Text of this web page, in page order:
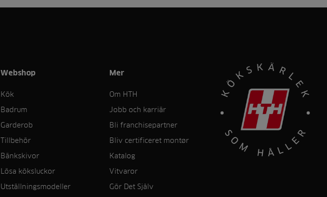
Webshop
Kök
Badrum
Garderob
Tillbehör
Bänkskivor
Lösa köksluckor
Utställningsmodeller
Mer
Om HTH
Jobb och karriär
Bli franchisepartner
Bliv certificeret montør
Katalog
Vitvaror
Gör Det Sjålv